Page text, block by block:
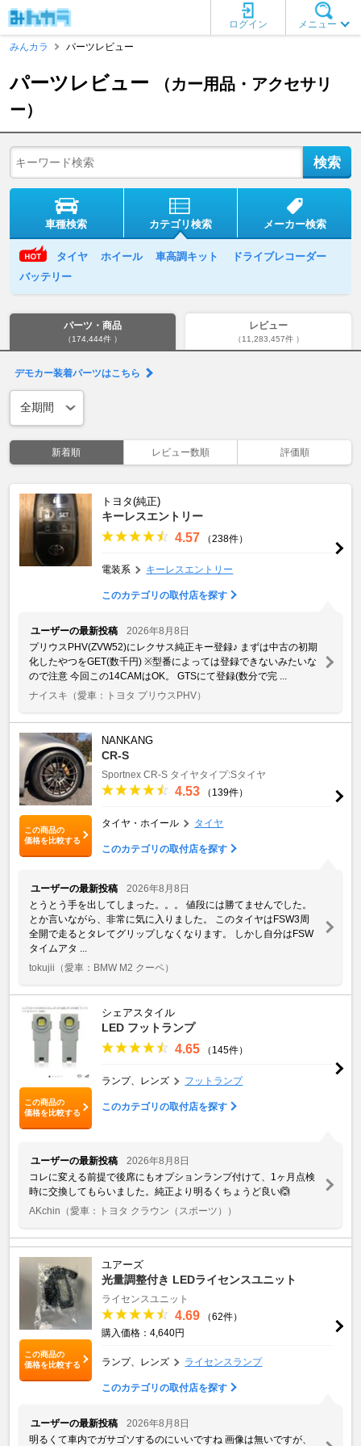
メニュー
ログイン
みんカラ
パーツレビュー
パーツレビュー
（カー用品・アクセサリ
ー）
車種検索 カテゴリ検索 メーカー検索
タイヤ ホイール 車高調キット
ドライブレコーダー
バッテリー
パーツ・商品
（174,444件 ）
レビュー
（11,283,457件 ）
デモカー装着パーツはこちら
新着順 レビュー数順 評価順
トヨタ(純正)
キーレスエントリー
4.57 （238件）
電装系 キーレスエントリー
このカテゴリの取付店を探す
ユーザーの最新投稿
2026年8月8日
プリウスPHV(ZVW52)にレクサス純正キー登録♪ まずは中古の初期
化したやつをGET(数千円) ※型番によっては登録できないみたいな
ので注意 今回この14CAMはOK。 GTSにて登録(数分で完 ...
ナイスキ （愛車：トヨタ プリウスPHV）
この商品の
価格を比較する
NANKANG
CR-S
Sportnex CR-S タイヤタイプ:Sタイヤ
4.53 （139件）
タイヤ・ホイール タイヤ
このカテゴリの取付店を探す
ユーザーの最新投稿
2026年8月8日
とうとう手を出してしまった。。。 値段には勝てませんでした。
とか言いながら、非常に気に入りました。 このタイヤはFSW3周
全開で走るとタレてグリップしなくなります。 しかし自分はFSW
タイムアタ ...
tokujii （愛車：BMW M2 クーペ）
この商品の
価格を比較する
シェアスタイル
LED フットランプ
4.65 （145件）
ランプ、レンズ フットランプ
このカテゴリの取付店を探す
ユーザーの最新投稿
2026年8月8日
コレに変える前提で後席にもオプションランプ付けて、1ヶ月点検
時に交換してもらいました。純正より明るくちょうど良い🙆
AKchin （愛車：トヨタ クラウン（スポーツ））
この商品の
価格を比較する
ユアーズ
光量調整付き LEDライセンスユニット
ライセンスユニット
4.69
（62件）
購入価格：4,640円
ランプ、レンズ ライセンスランプ
このカテゴリの取付店を探す
ユーザーの最新投稿
2026年8月8日
明るくて車内でガサゴソするのにいいですね 画像は無いですが、